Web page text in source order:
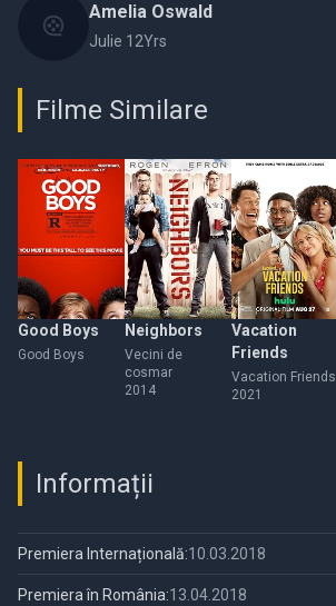
Amelia Oswald
Julie 12Yrs
Filme Similare
Good Boys
Good Boys
Neighbors
Vecini de
cosmar
2014
Vacation
Friends
Vacation Friends
2021
Informații
Premiera Internațională:10.03.2018
Premiera în România:13.04.2018